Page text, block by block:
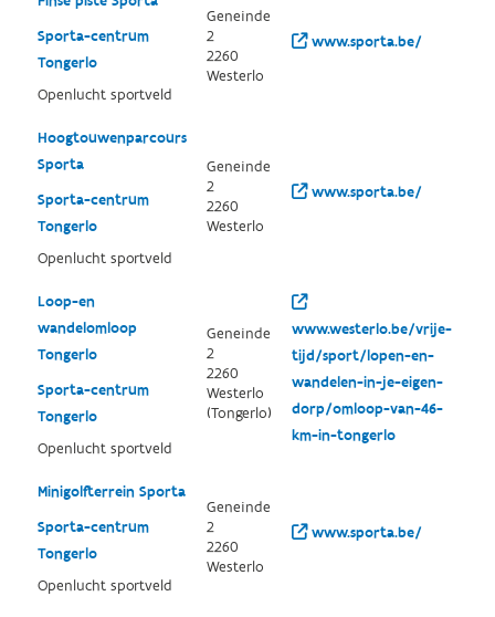
Sporta-centrum
Tongerlo
Openlucht sportveld
Geneinde
2
2260
Westerlo
www.sporta.be/
Hoogtouwenparcours
Sporta
Sporta-centrum
Tongerlo
Openlucht sportveld
Geneinde
2
2260
Westerlo
www.sporta.be/
Loop-en
wandelomloop
Tongerlo
Sporta-centrum
Tongerlo
Openlucht sportveld
Geneinde
2
2260
Westerlo
(Tongerlo)
www.westerlo.be/vrije-
tijd/sport/lopen-en-
wandelen-in-je-eigen-
dorp/omloop-van-46-
km-in-tongerlo
Minigolfterrein Sporta
Sporta-centrum
Tongerlo
Openlucht sportveld
Geneinde
2
2260
Westerlo
www.sporta.be/